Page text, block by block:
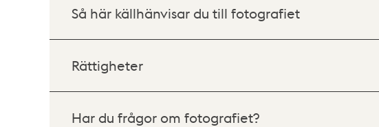
Så här källhänvisar du till fotografiet
Rättigheter
Har du frågor om fotografiet?